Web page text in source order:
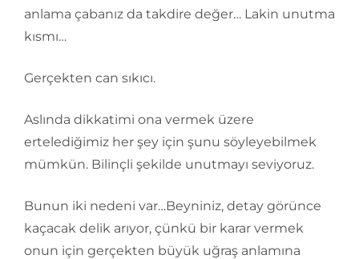
anlama çabanız da takdire değer… Lakin unutma
kısmı…
Gerçekten can sıkıcı.
Aslında dikkatimi ona vermek üzere
ertelediğimiz her şey için şunu söyleyebilmek
mümkün. Bilinçli şekilde unutmayı seviyoruz.
Bunun iki nedeni var…Beyniniz, detay görünce
kaçacak delik arıyor, çünkü bir karar vermek
onun için gerçekten büyük uğraş anlamına